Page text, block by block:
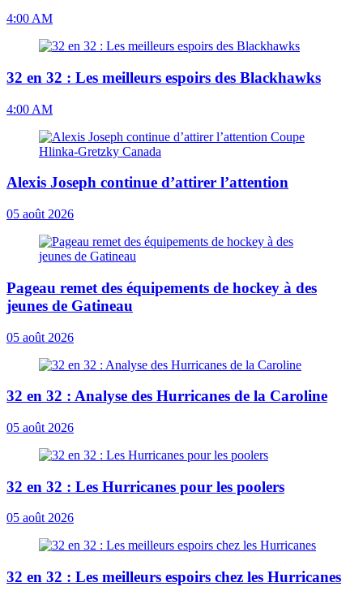
4:00 AM
32 en 32 : Les meilleurs espoirs des Blackhawks
4:00 AM
Alexis Joseph continue d’attirer l’attention
05 août 2026
Pageau remet des équipements de hockey à des
jeunes de Gatineau
05 août 2026
32 en 32 : Analyse des Hurricanes de la Caroline
05 août 2026
32 en 32 : Les Hurricanes pour les poolers
05 août 2026
32 en 32 : Les meilleurs espoirs chez les Hurricanes